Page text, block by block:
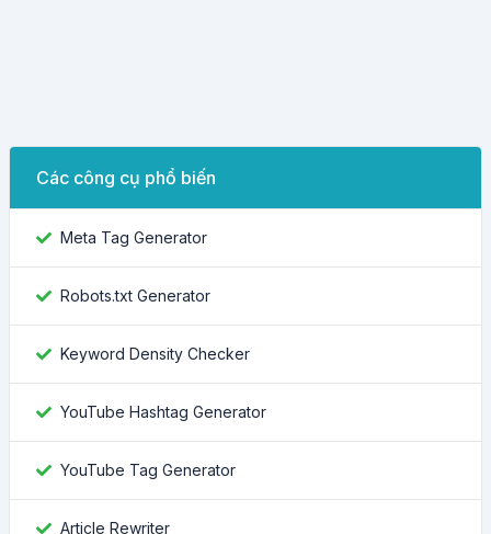
Các công cụ phổ biến
Meta Tag Generator
Robots.txt Generator
Keyword Density Checker
YouTube Hashtag Generator
YouTube Tag Generator
Article Rewriter